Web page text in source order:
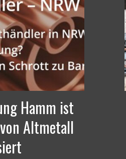
Hamm ist
Altmetall